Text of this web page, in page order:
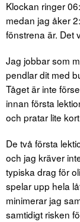
Klockan ringer
medan jag åker
fönstrena är. Det
Jag jobbar som
pendlar dit med
Tåget är inte
innan första
och pratar lite
De två första
och jag kräver
typiska drag för
spelar upp hela
minimerar jag
samtidigt risken